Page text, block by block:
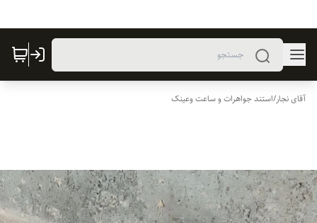
آقای نجار/استند جواهرات و ساعت وعینک